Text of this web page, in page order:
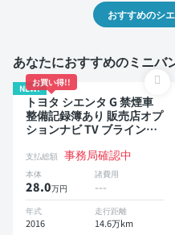
おすすめのシ
あなたにおすすめのミニバ
NEW!
お買い得!!
トヨタ シエンタ G 禁煙車
整備記録簿あり 販売店オプ
ションナビ TV ブラインド
ト スマートキー バックモ
ニター ドライブレコーダー
衝突軽減 両側電動スライド
ドア 7人乗り
支払総額 事務局確認中
本体
28.0万円
諸費用
---
年式
2016
走行距離
14.6万km